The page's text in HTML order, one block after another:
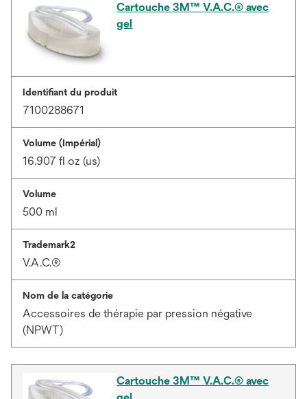
Cartouche 3M™ V.A.C.® avec
gel
Identifiant du produit
7100288671
Volume (Impérial)
16.907 fl oz (us)
Volume
500 ml
Trademark2
V.A.C.®
Nom de la catégorie
Accessoires de thérapie par pression négative
(NPWT)
Cartouche 3M™ V.A.C.® avec